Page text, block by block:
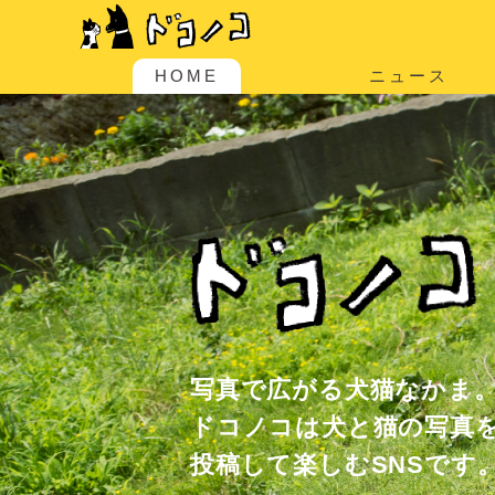
HOME ニュース
写真で広がる犬猫なかま
ドコノコは犬と猫の写真
投稿して楽しむSNSです